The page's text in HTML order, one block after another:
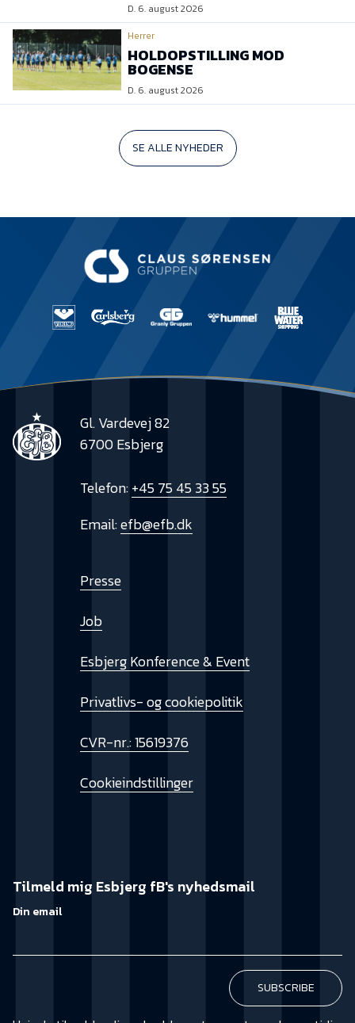
D. 6. august 2026
Herrer
HOLDOPSTILLING MOD
BOGENSE
D. 6. august 2026
SE ALLE NYHEDER
Gl. Vardevej 82
6700 Esbjerg
Telefon:+45 75 45 33 55
Email:efb@efb.dk
Presse
Job
Esbjerg Konference & Event
Privatlivs- og cookiepolitik
CVR-nr.: 15619376
Cookieindstillinger
Tilmeld mig Esbjerg fB's nyhedsmail
Din email